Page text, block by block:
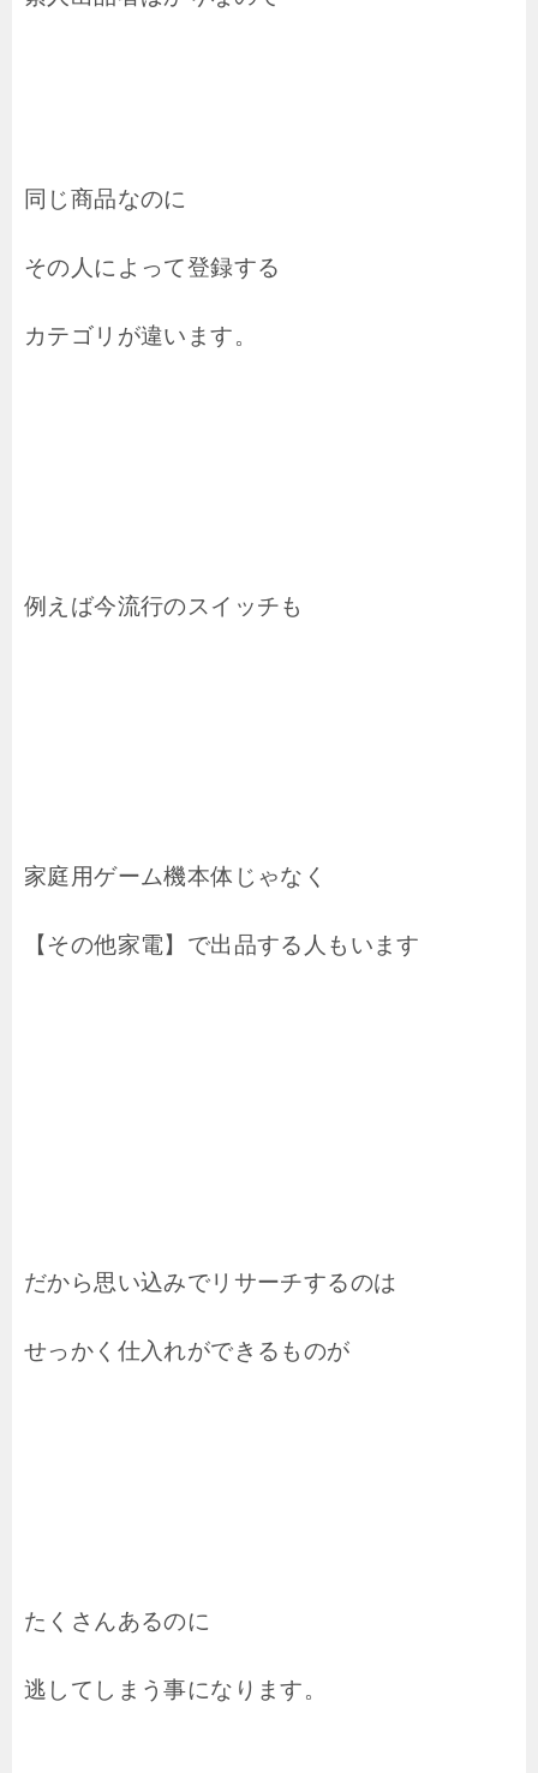
同じ商品なのに
その人によって登録する
カテゴリが違います。
例えば今流行のスイッチも
家庭用ゲーム機本体じゃなく
【その他家電】で出品する人もいます
だから思い込みでリサーチするのは
せっかく仕入れができるものが
たくさんあるのに
逃してしまう事になります。